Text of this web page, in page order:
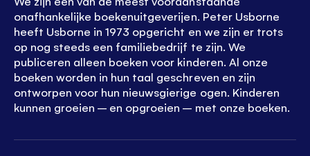
onafhankelijke boekenuitgeverijen. Peter Usborne
heeft Usborne in 1973 opgericht en we zijn er trots
op nog steeds een familiebedrijf te zijn. We
publiceren alleen boeken voor kinderen. Al onze
boeken worden in hun taal geschreven en zijn
ontworpen voor hun nieuwsgierige ogen. Kinderen
kunnen groeien – en opgroeien – met onze boeken.